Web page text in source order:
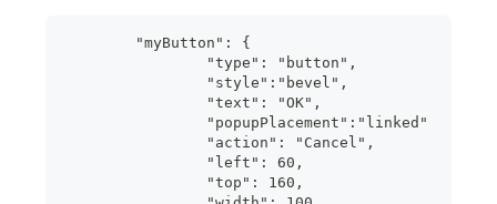
	"myButton": {
                "type": "button",
                "action": "Cancel",